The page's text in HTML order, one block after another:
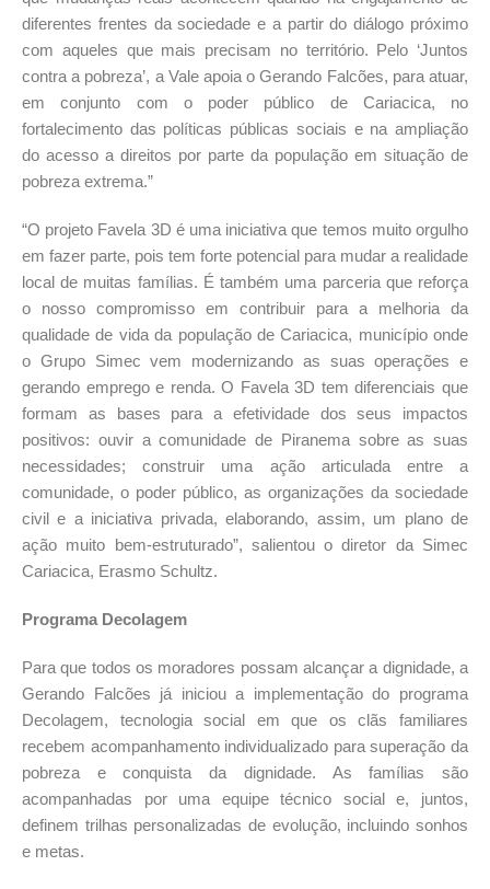
diferentes frentes da sociedade e a partir do diálogo próximo
com aqueles que mais precisam no território. Pelo ‘Juntos
contra a pobreza’, a Vale apoia o Gerando Falcões, para atuar,
em conjunto com o poder público de Cariacica, no
fortalecimento das políticas públicas sociais e na ampliação
do acesso a direitos por parte da população em situação de
pobreza extrema.”
“O projeto Favela 3D é uma iniciativa que temos muito orgulho
em fazer parte, pois tem forte potencial para mudar a realidade
local de muitas famílias. É também uma parceria que reforça
o nosso compromisso em contribuir para a melhoria da
qualidade de vida da população de Cariacica, município onde
o Grupo Simec vem modernizando as suas operações e
gerando emprego e renda. O Favela 3D tem diferenciais que
formam as bases para a efetividade dos seus impactos
positivos: ouvir a comunidade de Piranema sobre as suas
necessidades; construir uma ação articulada entre a
comunidade, o poder público, as organizações da sociedade
civil e a iniciativa privada, elaborando, assim, um plano de
ação muito bem-estruturado”, salientou o diretor da Simec
Cariacica, Erasmo Schultz.
Programa Decolagem
Para que todos os moradores possam alcançar a dignidade, a
Gerando Falcões já iniciou a implementação do programa
Decolagem, tecnologia social em que os clãs familiares
recebem acompanhamento individualizado para superação da
pobreza e conquista da dignidade. As famílias são
acompanhadas por uma equipe técnico social e, juntos,
definem trilhas personalizadas de evolução, incluindo sonhos
e metas.